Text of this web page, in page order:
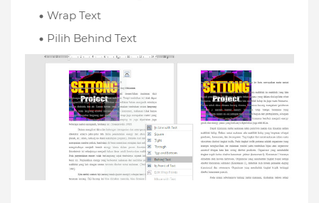
Wrap Text
Pilih Behind Text